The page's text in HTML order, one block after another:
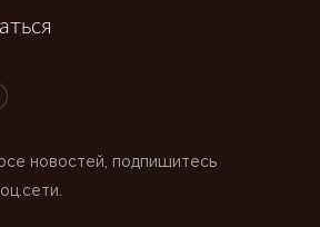
новостей, подпишитесь